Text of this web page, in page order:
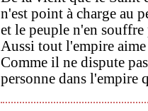
n'est point à charge au
et le peuple n'en souffre
Aussi tout l'empire
Comme il ne dispute
personne dans l'empire